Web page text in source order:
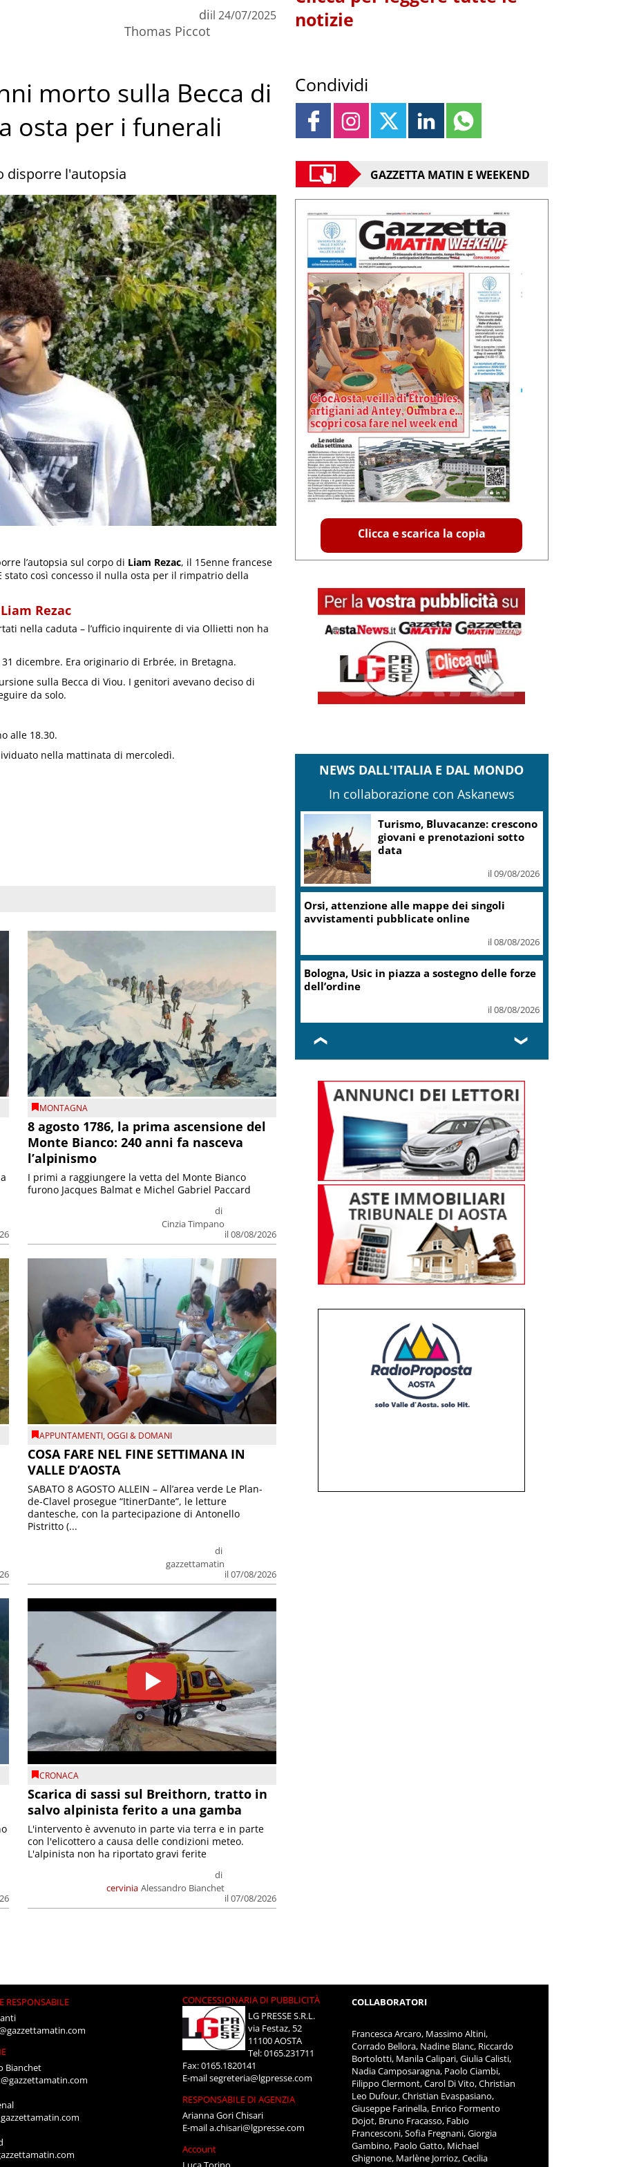
di
Thomas Piccot
il 24/07/2025
morto sulla Becca di
osta per i funerali
disporre l'autopsia
l’autopsia sul corpo di Liam Rezac, il 15enne francese
stato così concesso il nulla osta per il rimpatrio della
Rezac
nella caduta – l’ufficio inquirente di via Ollietti non ha
dicembre. Era originario di Erbrée, in Bretagna.
sulla Becca di Viou. I genitori avevano deciso di
da solo.
alle 18.30.
nella mattinata di mercoledì.
MONTAGNA
8 agosto 1786, la prima ascensione del
Monte Bianco: 240 anni fa nasceva
l’alpinismo
di
Cinzia Timpano
il 08/08/2026
I primi a raggiungere la vetta del Monte Bianco
furono Jacques Balmat e Michel Gabriel Paccard
APPUNTAMENTI,OGGI & DOMANI
COSA FARE NEL FINE SETTIMANA IN
VALLE D’AOSTA
di
gazzettamatin
il 07/08/2026
SABATO 8 AGOSTO ALLEIN – All’area verde Le Plan-
de-Clavel prosegue “ItinerDante”, le letture
dantesche, con la partecipazione di Antonello
Pistritto (...
CRONACA
Scarica di sassi sul Breithorn, tratto in
salvo alpinista ferito a una gamba
cervinia
di
Alessandro Bianchet
il 07/08/2026
L'intervento è avvenuto in parte via terra e in parte
con l'elicottero a causa delle condizioni meteo.
L'alpinista non ha riportato gravi ferite
notizie
Condividi
GAZZETTA MATIN E WEEKEND
Clicca e scarica la copia
NEWS DALL'ITALIA E DAL MONDO
In collaborazione con Askanews
Turismo, Bluvacanze: crescono
giovani e prenotazioni sotto
data
il 09/08/2026
Orsi, attenzione alle mappe dei singoli
avvistamenti pubblicate online
il 08/08/2026
Bologna, Usic in piazza a sostegno delle forze
dell’ordine
il 08/08/2026
❮ ❯
RESPONSABILE
Bianchet
CONCESSIONARIA DI PUBBLICITÀ
LG PRESSE S.R.L.
via Festaz, 52
11100 AOSTA
Tel: 0165.231711
Fax: 0165.1820141
E-mailsegreteria@lgpresse.com
RESPONSABILE DI AGENZIA
Arianna Gori Chisari
E-maila.chisari@lgpresse.com
Account
COLLABORATORI
Francesca Arcaro, Massimo Altini,
Corrado Bellora, Nadine Blanc, Riccardo
Bortolotti, Manila Calipari, Giulia Calisti,
Nadia Camposaragna, Paolo Ciambi,
Filippo Clermont, Carol Di Vito, Christian
Leo Dufour, Christian Evaspasiano,
Giuseppe Farinella, Enrico Formento
Dojot, Bruno Fracasso, Fabio
Francesconi, Sofia Fregnani, Giorgia
Gambino, Paolo Gatto, Michael
Ghignone, Marlène Jorrioz, Cecilia